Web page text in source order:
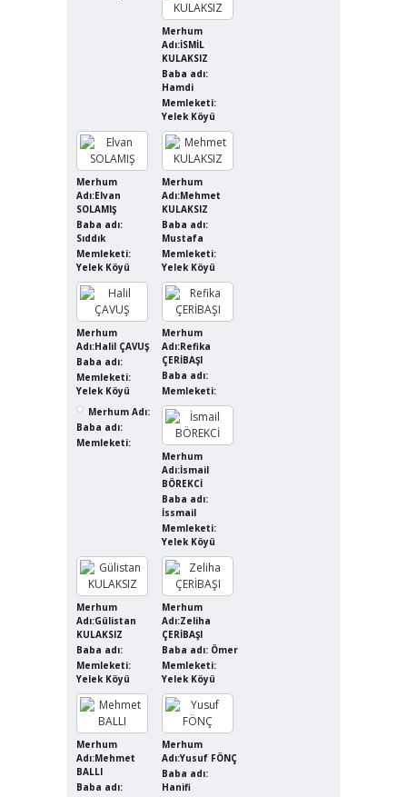
Merhum
Adı:İSMİL
KULAKSIZ
Baba adı:
Hamdi
Memleketi:
Yelek Köyü
Merhum
Adı:Elvan
SOLAMIŞ
Baba adı:
Sıddık
Memleketi:
Yelek Köyü
Merhum
Adı:Mehmet
KULAKSIZ
Baba adı:
Mustafa
Memleketi:
Yelek Köyü
Merhum
Adı:Halil ÇAVUŞ
Baba adı:
Memleketi:
Yelek Köyü
Merhum
Adı:Refika
ÇERİBAŞI
Baba adı:
Memleketi:
Merhum Adı:
Baba adı:
Memleketi:
Merhum
Adı:İsmail
BÖREKCİ
Baba adı:
İssmail
Memleketi:
Yelek Köyü
Merhum
Adı:Gülistan
KULAKSIZ
Baba adı:
Memleketi:
Yelek Köyü
Merhum
Adı:Zeliha
ÇERİBAŞI
Baba adı: Ömer
Memleketi:
Yelek Köyü
Merhum
Adı:Mehmet
BALLI
Baba adı:
Merhum
Adı:Yusuf FÖNÇ
Baba adı:
Hanifi